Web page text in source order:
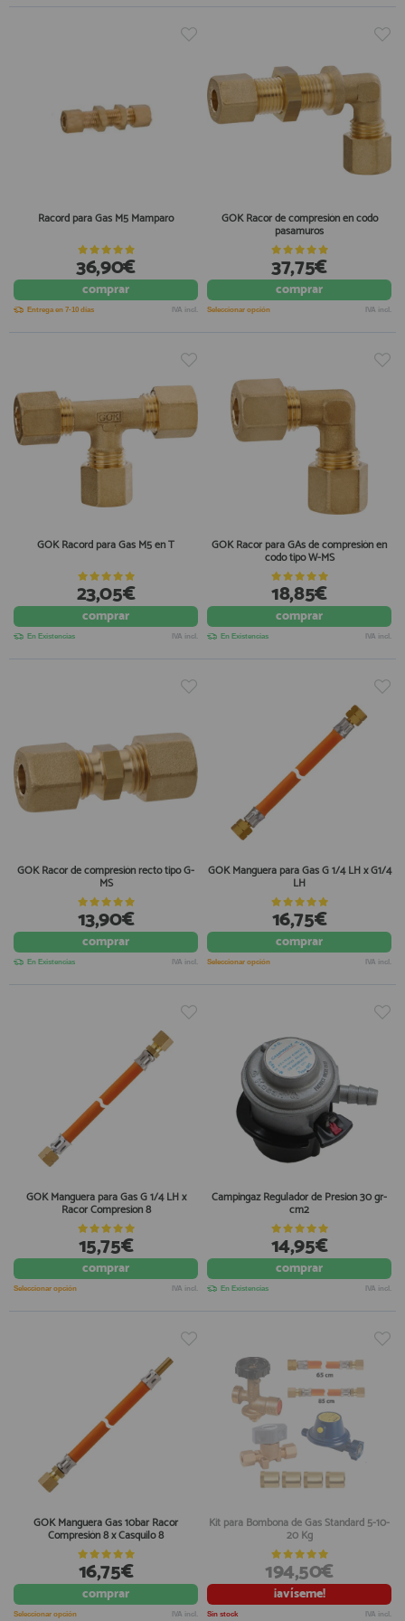
Racord para Gas M5 Mamparo
36,90€
comprar
Entrega en 7-10 días IVA incl.
GOK Racor de compresión en codo
pasamuros
37,75€
comprar
Seleccionar opción IVA incl.
GOK Racord para Gas M5 en T
23,05€
comprar
En Existencias IVA incl.
GOK Racor para GAs de compresión en
codo tipo W-MS
18,85€
comprar
En Existencias IVA incl.
GOK Racor de compresión recto tipo G-
MS
13,90€
comprar
En Existencias IVA incl.
GOK Manguera para Gas G 1/4 LH x G1/4
LH
16,75€
comprar
Seleccionar opción IVA incl.
GOK Manguera para Gas G 1/4 LH x
Racor Compresion 8
15,75€
comprar
Seleccionar opción IVA incl.
Campingaz Regulador de Presion 30 gr-
cm2
14,95€
comprar
En Existencias IVA incl.
GOK Manguera Gas 10bar Racor
Compresión 8 x Casquilo 8
16,75€
comprar
Seleccionar opción IVA incl.
Kit para Bombona de Gas Standard 5-10-
20 Kg
194,50€
¡avíseme!
Sin stock IVA incl.